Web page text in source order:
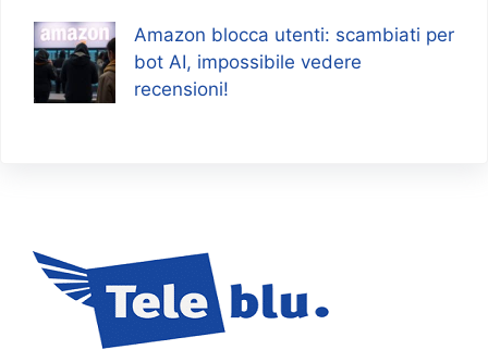
Amazon blocca utenti: scambiati per
bot AI, impossibile vedere
recensioni!